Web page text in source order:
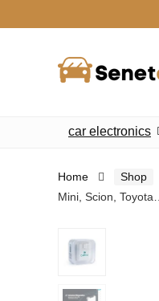
car electronics
Home Shop
Mini, Scion, Toyota…